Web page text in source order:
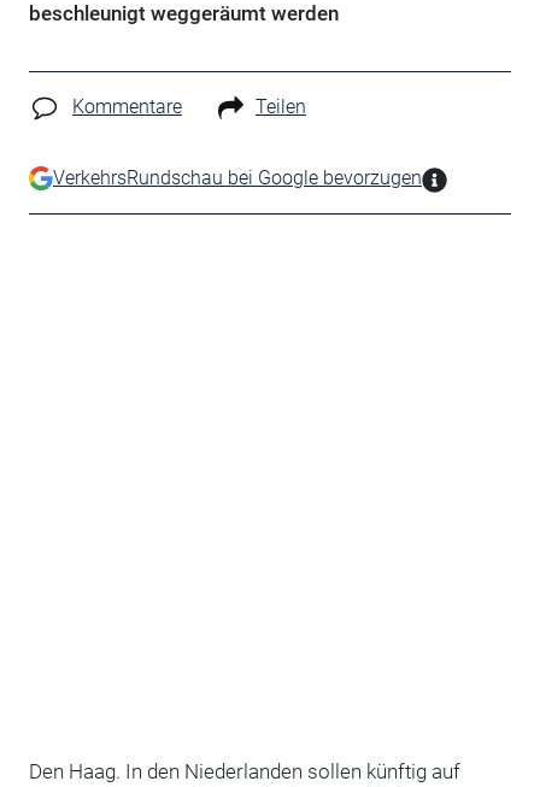
beschleunigt weggeräumt werden
Kommentare Teilen
VerkehrsRundschau bei Google bevorzugen
Den Haag. In den Niederlanden sollen künftig auf